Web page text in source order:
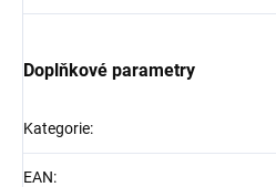
Doplňkové parametry
Kategorie:
EAN: